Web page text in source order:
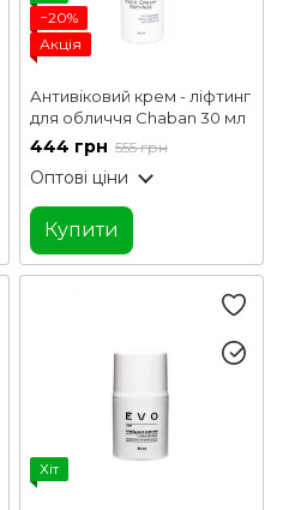
−20%
Акція
Антивіковий крем - ліфтинг
для обличчя Chaban 30 мл
444 грн 555 грн
Оптові ціни
Купити
Хіт